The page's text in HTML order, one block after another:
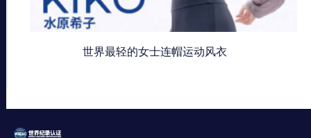
世界最轻的女士连帽运动风衣